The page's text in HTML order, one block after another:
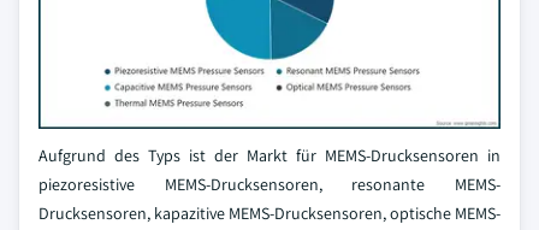
Aufgrund des Typs ist der Markt für MEMS-Drucksensoren in
piezoresistive MEMS-Drucksensoren, resonante MEMS-
Drucksensoren, kapazitive MEMS-Drucksensoren, optische MEMS-